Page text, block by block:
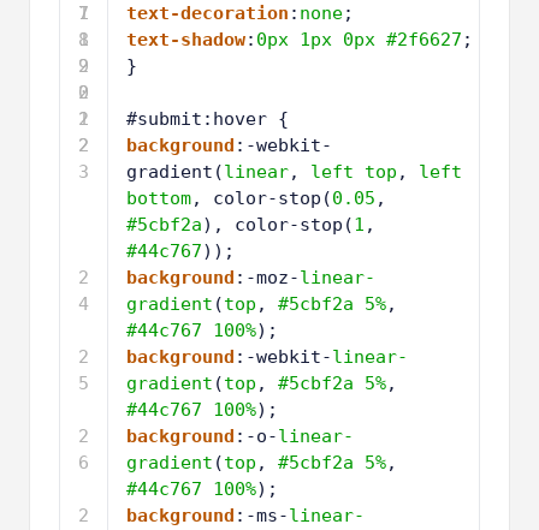
7
1
8
1
9
2
0
2
1
2
2
2
3
2
4
2
5
2
6
2
text-decoration : none;
text-shadow: 0px 1px 0px #2f6627 ;
}
#submit:hover {
background :-webkit-
gradient(linear, left top , left
bottom, color-stop(0.05
#5cbf2a), color-stop(1
#44c767));
background :-moz-linear-
gradient (top , #5cbf2a 5%
#44c767
100%);
background :-webkit-linear-
gradient (top , #5cbf2a 5%
#44c767
100%);
background :-o-linear-
gradient (top , #5cbf2a 5%
#44c767
100%);
background :-ms-linear-